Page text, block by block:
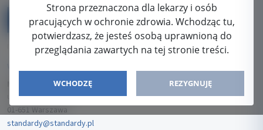
Strona przeznaczona dla lekarzy i osób
pracujących w ochronie zdrowia. Wchodząc tu,
potwierdzasz, że jesteś osobą uprawnioną do
przeglądania zawartych na tej stronie treści.
WCHODZĘ REZYGNUJĘ
ISSN: 2080-5438
Media-Press Sp. z o.o.
ul. Gwiaździsta 7B/8
01-651 Warszawa
standardy@standardy.pl